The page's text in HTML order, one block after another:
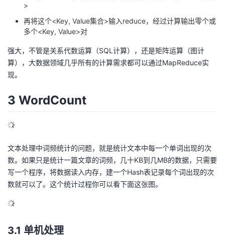
>
再将这个<Key, Value集合>输入reduce，经过计算输出零个或
多个<Key, Value>对
强大，不管是关系代数运算（SQL计算），还是矩阵运算（图计
算），大数据领域几乎所有的计算需求都可以通过MapReduce实
现。
3 WordCount
文本处理中词频统计的问题，就是统计文本中每一个单词出现的次
数。如果只是统计一篇文章的词频，几十KB到几MB的数据，只需要
写一个程序，将数据读入内存，建一个Hash表记录每个词出现的次
数就可以了。这个统计过程你可以看下面这张图。
3.1 单机处理